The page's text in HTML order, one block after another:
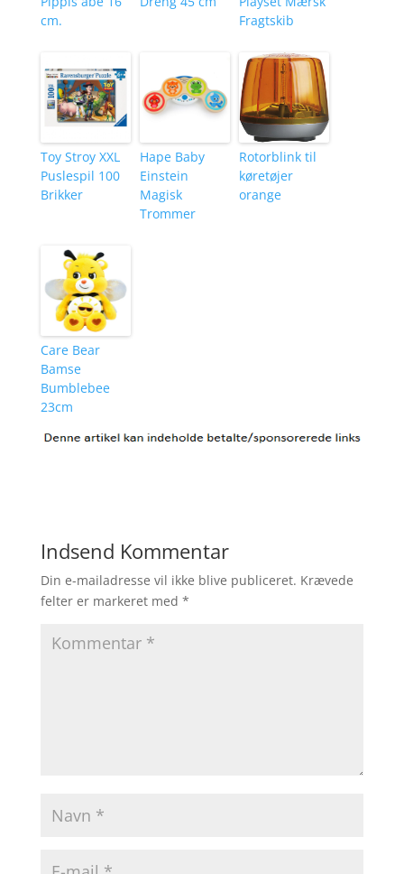
cm.
Fragtskib
Toy Stroy XXL
Puslespil 100
Brikker
Hape Baby
Einstein
Magisk
Trommer
Rotorblink til
køretøjer
orange
Care Bear
Bamse
Bumblebee
23cm
Indsend Kommentar
Din e-mailadresse vil ikke blive publiceret. Krævede
felter er markeret med *